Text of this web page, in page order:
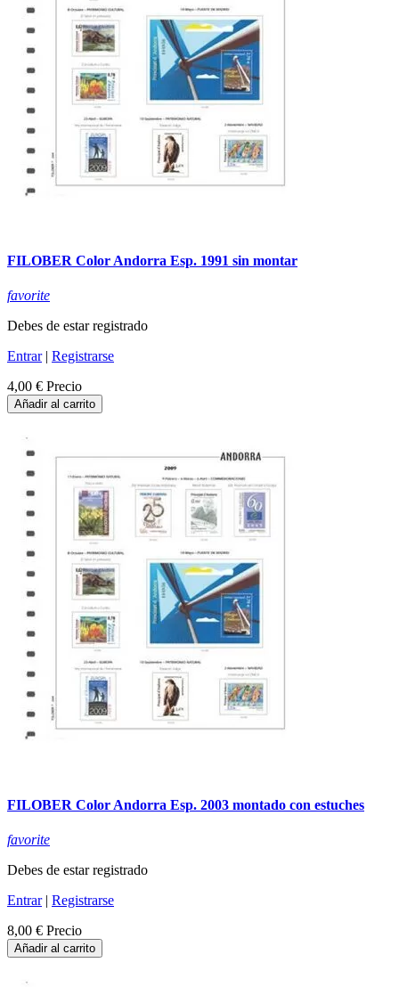
FILOBER Color Andorra Esp. 1991 sin montar
favorite
Debes de estar registrado
Entrar| Registrarse
4,00 € Precio
Añadir al carrito
FILOBER Color Andorra Esp. 2003 montado con estuches
favorite
Debes de estar registrado
Entrar| Registrarse
8,00 € Precio
Añadir al carrito